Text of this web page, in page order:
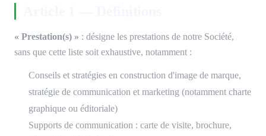
« Prestation(s) » : désigne les prestations de notre Société,
sans que cette liste soit exhaustive, notamment :
Conseils et stratégies en construction d'image de marque,
stratégie de communication et marketing (notamment charte
graphique ou éditoriale)
Supports de communication : carte de visite, brochure,